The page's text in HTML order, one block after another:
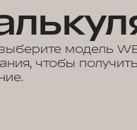
модель
чтобы